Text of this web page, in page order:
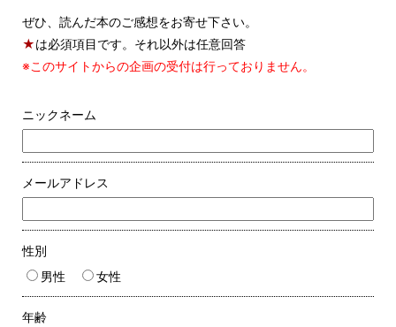
ぜひ、読んだ本のご感想をお寄せ下さい。
★は必須項目です。それ以外は任意回答
※このサイトからの企画の受付は行っておりません。
ニックネーム
メールアドレス
性別
男性
女性
年齢